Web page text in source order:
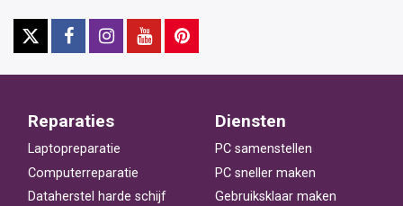
Reparaties
Laptopreparatie
Computerreparatie
Dataherstel harde schijf
Diensten
PC samenstellen
PC sneller maken
Gebruiksklaar maken